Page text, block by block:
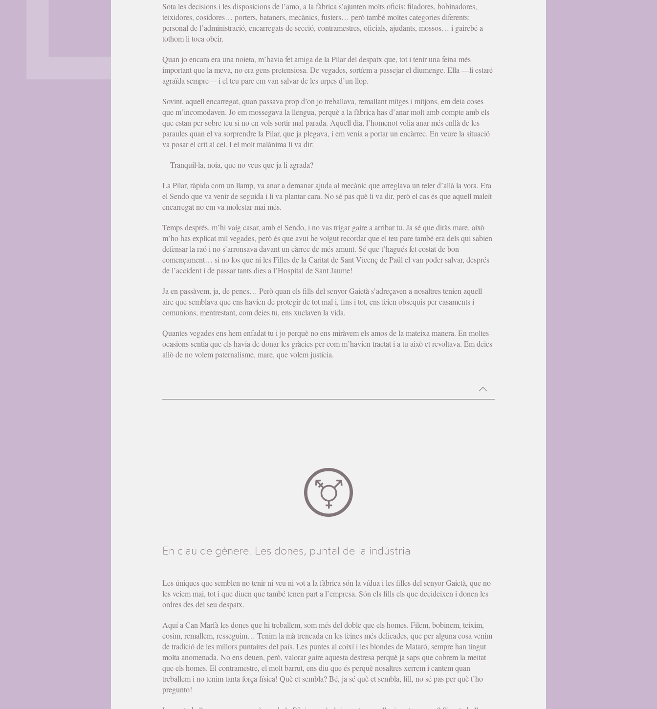
Sota les decisions i les disposicions de l’amo, a la fàbrica s’ajunten molts oficis: filadores, bobinadores,
teixidores, cosidores… porters, bataners, mecànics, fusters… però també moltes categories diferents:
personal de l’administració, encarregats de secció, contramestres, oficials, ajudants, mossos… i gairebé a
tothom li toca obeir.
Quan jo encara era una noieta, m’havia fet amiga de la Pilar del despatx que, tot i tenir una feina més
important que la meva, no era gens pretensiosa. De vegades, sortíem a passejar el diumenge. Ella —li estaré
agraïda sempre— i el teu pare em van salvar de les urpes d’un llop.
Sovint, aquell encarregat, quan passava prop d’on jo treballava, remallant mitges i mitjons, em deia coses
que m’incomodaven. Jo em mossegava la llengua, perquè a la fàbrica has d’anar molt amb compte amb els
que estan per sobre teu si no en vols sortir mal parada. Aquell dia, l’homenot volia anar més enllà de les
paraules quan el va sorprendre la Pilar, que ja plegava, i em venia a portar un encàrrec. En veure la situació
va posar el crit al cel. I el molt malànima li va dir:
—Tranquil·la, noia, que no veus que ja li agrada?
La Pilar, ràpida com un llamp, va anar a demanar ajuda al mecànic que arreglava un teler d’allà la vora. Era
el Sendo que va venir de seguida i li va plantar cara. No sé pas què li va dir, però el cas és que aquell maleït
encarregat no em va molestar mai més.
Temps després, m’hi vaig casar, amb el Sendo, i no vas trigar gaire a arribar tu. Ja sé que diràs mare, això
m’ho has explicat mil vegades, però és que avui he volgut recordar que el teu pare també era dels qui sabien
defensar la raó i no s’arronsava davant un càrrec de més amunt. Sé que t’hagués fet costat de bon
començament… si no fos que ni les Filles de la Caritat de Sant Vicenç de Paül el van poder salvar, després
de l’accident i de passar tants dies a l’Hospital de Sant Jaume!
Ja en passàvem, ja, de penes… Però quan els fills del senyor Gaietà s’adreçaven a nosaltres tenien aquell
aire que semblava que ens havien de protegir de tot mal i, fins i tot, ens feien obsequis per casaments i
comunions, mentrestant, com deies tu, ens xuclaven la vida.
Quantes vegades ens hem enfadat tu i jo perquè no ens miràvem els amos de la mateixa manera. En moltes
ocasions sentia que els havia de donar les gràcies per com m’havien tractat i a tu això et revoltava. Em deies
allò de no volem paternalisme, mare, que volem justícia.
En clau de gènere. Les dones, puntal de la indústria
Les úniques que semblen no tenir ni veu ni vot a la fàbrica són la vídua i les filles del senyor Gaietà, que no
les veiem mai, tot i que diuen que també tenen part a l’empresa. Són els fills els que decideixen i donen les
ordres des del seu despatx.
Aquí a Can Marfà les dones que hi treballem, som més del doble que els homes. Filem, bobinem, teixim,
cosim, remallem, resseguim… Tenim la mà trencada en les feines més delicades, que per alguna cosa venim
de tradició de les millors puntaires del país. Les puntes al coixí i les blondes de Mataró, sempre han tingut
molta anomenada. No ens deuen, però, valorar gaire aquesta destresa perquè ja saps que cobrem la meitat
que els homes. El contramestre, el molt barrut, ens diu que és perquè nosaltres xerrem i cantem quan
treballem i no tenim tanta força física! Què et sembla? Bé, ja sé què et sembla, fill, no sé pas per què t’ho
pregunto!